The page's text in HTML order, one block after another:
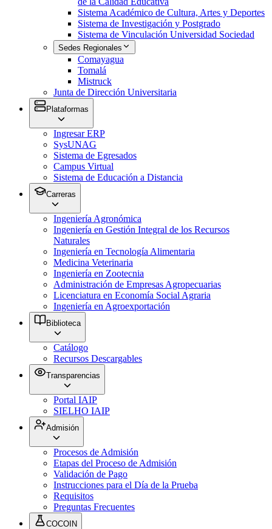
Sistema Académico de Cultura, Artes y Deportes
Sistema de Investigación y Postgrado
Sistema de Vinculación Universidad Sociedad
Sedes Regionales
Comayagua
Tomalá
Mistruck
Junta de Dirección Universitaria
Plataformas
Ingresar ERP
SysUNAG
Sistema de Egresados
Campus Virtual
Sistema de Educación a Distancia
Carreras
Ingeniería Agronómica
Ingeniería en Gestión Integral de los Recursos
Naturales
Ingeniería en Tecnología Alimentaria
Medicina Veterinaria
Ingeniería en Zootecnia
Administración de Empresas Agropecuarias
Licenciatura en Economía Social Agraria
Ingeniería en Agroexportación
Biblioteca
Catálogo
Recursos Descargables
Transparencias
Portal IAIP
SIELHO IAIP
Admisión
Procesos de Admisión
Etapas del Proceso de Admisión
Validación de Pago
Instrucciones para el Día de la Prueba
Requisitos
Preguntas Frecuentes
COCOIN